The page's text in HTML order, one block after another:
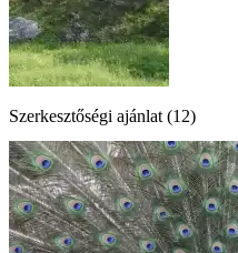
Szerkesztőségi ajánlat (12)